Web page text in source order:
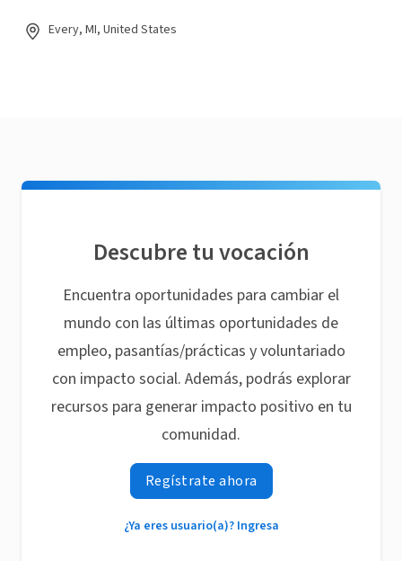
Every, MI, United States
Descubre tu vocación
Encuentra oportunidades para cambiar el
mundo con las últimas oportunidades de
empleo, pasantías/prácticas y voluntariado
con impacto social. Además, podrás explorar
recursos para generar impacto positivo en tu
comunidad.
Regístrate ahora
¿Ya eres usuario(a)? Ingresa